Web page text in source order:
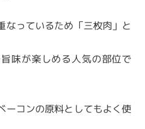
なっているため「三枚肉」と
味が楽しめる人気の部位で
ーコンの原料としてもよく使